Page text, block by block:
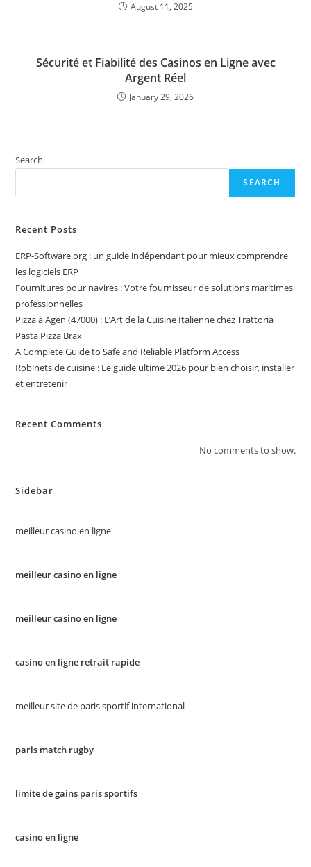
August 11, 2025
Sécurité et Fiabilité des Casinos en Ligne avec
Argent Réel
January 29, 2026
Search
SEARCH
Recent Posts
ERP-Software.org : un guide indépendant pour mieux comprendre
les logiciels ERP
Fournitures pour navires : Votre fournisseur de solutions maritimes
professionnelles
Pizza à Agen (47000) : L’Art de la Cuisine Italienne chez Trattoria
Pasta Pizza Brax
A Complete Guide to Safe and Reliable Platform Access
Robinets de cuisine : Le guide ultime 2026 pour bien choisir, installer
et entretenir
Recent Comments
No comments to show.
Sidebar
meilleur casino en ligne
meilleur casino en ligne
meilleur casino en ligne
casino en ligne retrait rapide
meilleur site de paris sportif international
paris match rugby
limite de gains paris sportifs
casino en ligne